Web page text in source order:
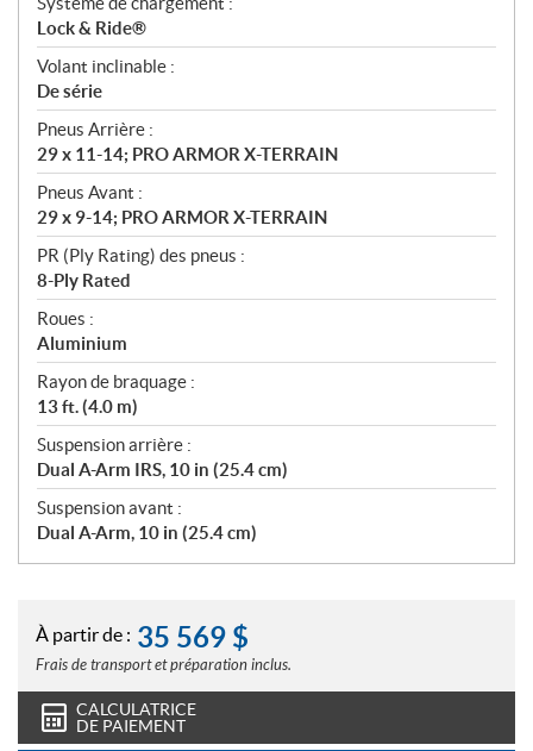
Lock & Ride®
Volant inclinable :
De série
Pneus Arrière :
29 x 11-14; PRO ARMOR X-TERRAIN
Pneus Avant :
29 x 9-14; PRO ARMOR X-TERRAIN
PR (Ply Rating) des pneus :
8-Ply Rated
Roues :
Aluminium
Rayon de braquage :
13 ft. (4.0 m)
Suspension arrière :
Dual A-Arm IRS, 10 in (25.4 cm)
Suspension avant :
Dual A-Arm, 10 in (25.4 cm)
À partir de : 35 569 $
Frais de transport et préparation inclus.
CALCULATRICE
DE PAIEMENT